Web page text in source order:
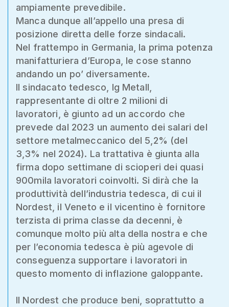
ampiamente prevedibile.
Manca dunque all’appello una presa di
posizione diretta delle forze sindacali.
Nel frattempo in Germania, la prima potenza
manifatturiera d’Europa, le cose stanno
andando un po’ diversamente.
Il sindacato tedesco, Ig Metall,
rappresentante di oltre 2 milioni di
lavoratori, è giunto ad un accordo che
prevede dal 2023 un aumento dei salari del
settore metalmeccanico del 5,2% (del
3,3% nel 2024). La trattativa è giunta alla
firma dopo settimane di scioperi dei quasi
900mila lavoratori coinvolti. Si dirà che la
produttività dell’industria tedesca, di cui il
Nordest, il Veneto e il vicentino è fornitore
terzista di prima classe da decenni, è
comunque molto più alta della nostra e che
per l’economia tedesca è più agevole di
conseguenza supportare i lavoratori in
questo momento di inflazione galoppante.
Il Nordest che produce beni, soprattutto a